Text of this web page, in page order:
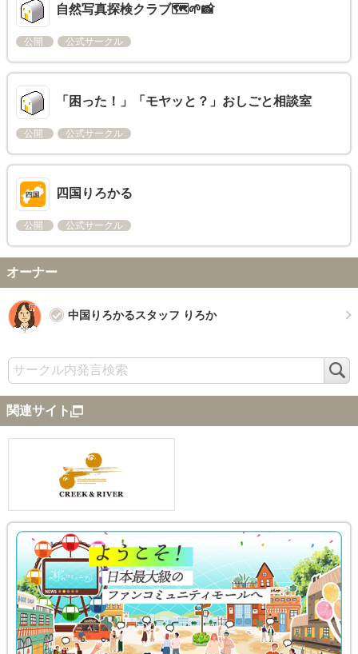
自然写真探検クラブ🗺️🌱📸
公開 公式サークル
「困った！」「モヤッと？」おしごと相談室
公開 公式サークル
四国りろかる
公開 公式サークル
オーナー
中国りろかるスタッフ りろか
索
関連サイト